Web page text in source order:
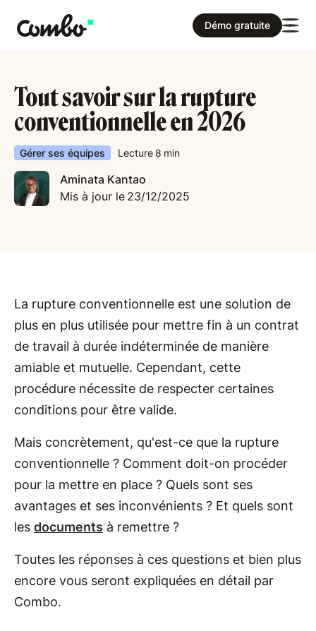
Démo gratuite
Tout savoir sur la rupture
conventionnelle en 2026
Gérer ses équipes Lecture8 min
Aminata Kantao
Mis à jour le 23/12/2025
La rupture conventionnelle est une solution de
plus en plus utilisée pour mettre fin à un contrat
de travail à durée indéterminée de manière
amiable et mutuelle. Cependant, cette
procédure nécessite de respecter certaines
conditions pour être valide.
Mais concrètement, qu'est-ce que la rupture
conventionnelle ? Comment doit-on procéder
pour la mettre en place ? Quels sont ses
avantages et ses inconvénients ? Et quels sont
les documents à remettre ?
Toutes les réponses à ces questions et bien plus
encore vous seront expliquées en détail par
Combo.